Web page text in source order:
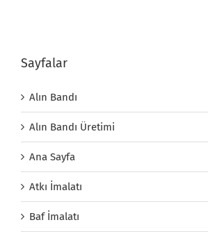
Sayfalar
Alın Bandı
Alın Bandı Üretimi
Ana Sayfa
Atkı İmalatı
Baf İmalatı